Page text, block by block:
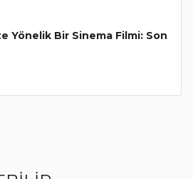
Yönelik Bir Sinema Filmi: Son